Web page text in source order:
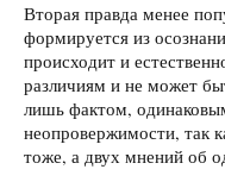
Вторая правда менее
формируется из
происходит и
различиям и не может
лишь фактом,
неопровержимости, так
тоже, а двух мнений об